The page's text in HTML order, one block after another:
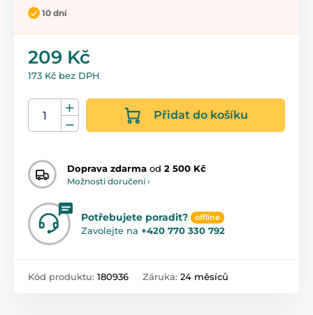
10 dní
209 Kč
173 Kč bez DPH
Přidat do košíku
Doprava zdarma od 2 500 Kč
Možnosti doručení ›
Potřebujete poradit? offline
Zavolejte na +420 770 330 792
Kód produktu: 180936 Záruka: 24 měsíců